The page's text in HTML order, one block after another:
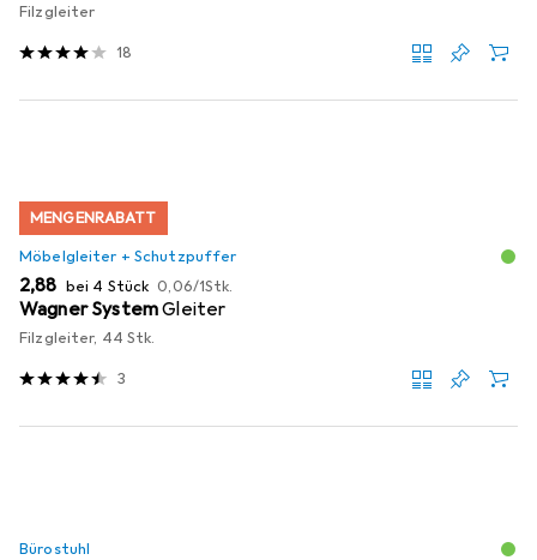
Filzgleiter
18
MENGENRABATT
Möbelgleiter + Schutzpuffer
EUR
2,88 bei 4 Stück EUR
0,06/1Stk.
Wagner SystemGleiter
Filzgleiter, 44 Stk.
3
Bürostuhl